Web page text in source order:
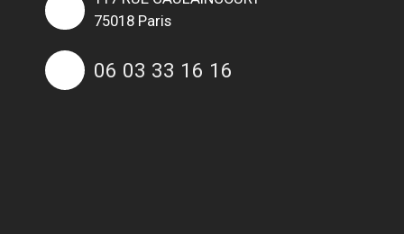
75018 Paris
06 03 33 16 16